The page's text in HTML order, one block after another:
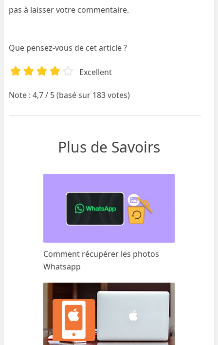
pas à laisser votre commentaire.
Que pensez-vous de cet article ?
Excellent
Note : 4,7 / 5 (basé sur 183 votes)
Plus de Savoirs
Comment récupérer les photos
Whatsapp